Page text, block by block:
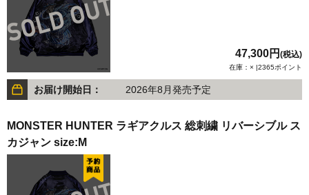
47,300円 (税込)
在庫：× |2365ポイント
お届け開始日： 2026年8月発売予定
MONSTER HUNTER ラギアクルス 総刺繍 リバーシブル ス
カジャン size:M